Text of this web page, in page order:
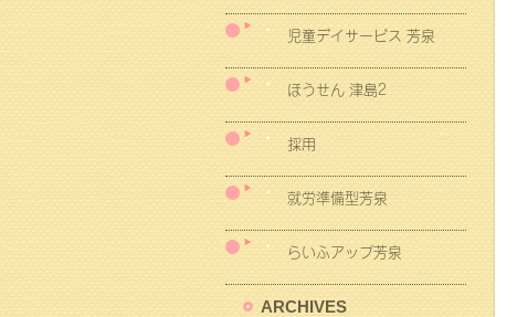
児童デイサービス 芳泉
ほうせん 津島2
採用
就労準備型芳泉
らいふアップ芳泉
ARCHIVES